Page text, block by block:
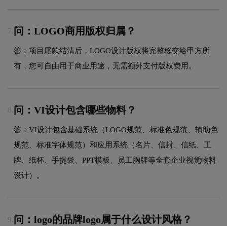
7. 问：LOGO商用版权归属？
答：项目尾款结清后，LOGO设计版权将完整移交给甲方所
有，您可自由用于商业用途，无需额外支付版权费用。
8. 问：VI设计包含哪些物料？
答：VI设计包含基础系统（LOGO规范、标准色规范、辅助色
规范、标准字体规范）和应用系统（名片、信封、信纸、工
牌、纸杯、手提袋、PPT模板、员工胸牌等全套企业视觉物料
设计）。
9. 问：logo的品牌logo属于什么设计风格？